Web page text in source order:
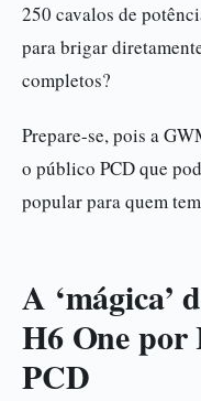
250 cavalos de
para brigar
completos?
Prepare-se, pois a
o público PCD que
popular para quem
A ‘mágica’
H6 One por
PCD